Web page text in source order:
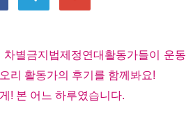
별금지법제정연대활동가들이 운동
리 활동가의 후기를 함께봐요!
! 본 어느 하루였습니다.